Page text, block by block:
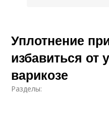
Уплотнение
избавиться от
варикозе
Разделы: